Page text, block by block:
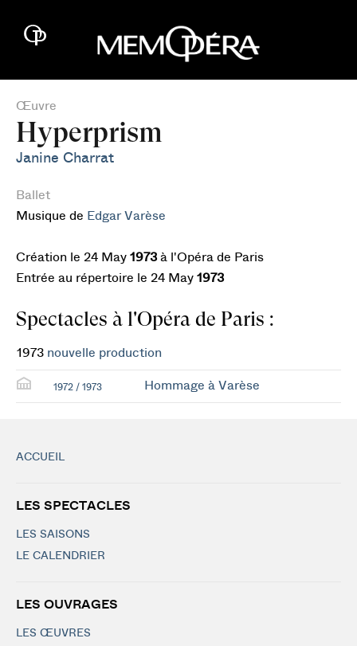
Œuvre
Hyperprism
Janine Charrat
Ballet
Musique de Edgar Varèse
Création le 24 May 1973 à l'Opéra de Paris
Entrée au répertoire le 24 May 1973
Spectacles à l'Opéra de Paris :
1973 nouvelle production
1972 / 1973 Hommage à Varèse
ACCUEIL
LES SPECTACLES
LES SAISONS
LE CALENDRIER
LES OUVRAGES
LES ŒUVRES